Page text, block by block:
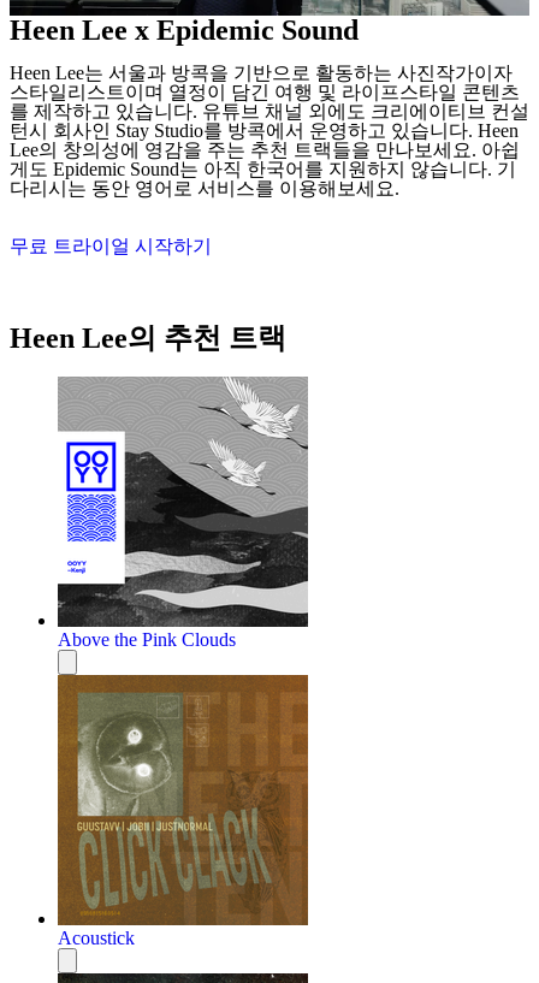
Heen Lee x Epidemic Sound
Heen Lee는 서울과 방콕을 기반으로 활동하는 사진작가이자
스타일리스트이며 열정이 담긴 여행 및 라이프스타일 콘텐츠
를 제작하고 있습니다. 유튜브 채널 외에도 크리에이티브 컨설
턴시 회사인 Stay Studio를 방콕에서 운영하고 있습니다. Heen
Lee의 창의성에 영감을 주는 추천 트랙들을 만나보세요. 아쉽
게도 Epidemic Sound는 아직 한국어를 지원하지 않습니다. 기
다리시는 동안 영어로 서비스를 이용해보세요.
무료 트라이얼 시작하기
Heen Lee의 추천 트랙
Above the Pink Clouds
Acoustick